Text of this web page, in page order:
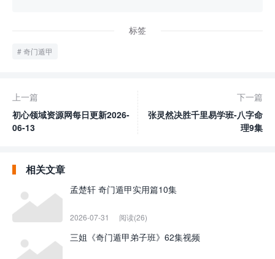
标签
奇门遁甲
上一篇
初心领域资源网每日更新2026-
06-13
下一篇
张灵然决胜千里易学班-八字命
理9集
相关文章
孟楚轩 奇门遁甲实用篇10集
2026-07-31 阅读(26)
三姐《奇门遁甲弟子班》62集视频